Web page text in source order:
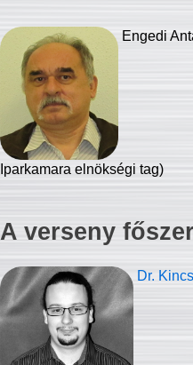
Engedi
Iparkamara elnökségi tag)
A verseny
Dr.